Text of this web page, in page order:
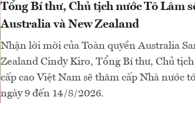
Tổng Bí thư, Chủ tịch nước Tô Lâm
Australia và New Zealand
Nhận lời mời của Toàn quyền Australia
Zealand Cindy Kiro, Tổng Bí thư, Chủ
cấp cao Việt Nam sẽ thăm cấp Nhà nước
ngày 9 đến 14/8/2026.